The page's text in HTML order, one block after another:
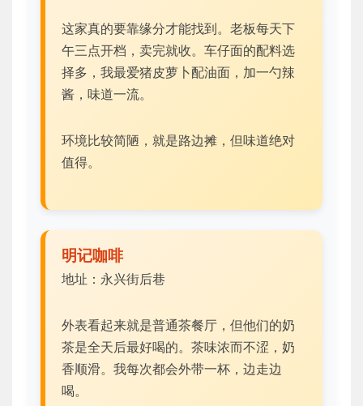
这家真的要靠缘分才能找到。老板每天下
午三点开档，卖完就收。车仔面的配料选
择多，我最爱猪皮萝卜配油面，加一勺辣
酱，味道一流。
环境比较简陋，就是路边摊，但味道绝对
值得。
明记咖啡
地址：永兴街后巷
外表看起来就是普通茶餐厅，但他们的奶
茶是全天后最好喝的。茶味浓而不涩，奶
香顺滑。我每次都会外带一杯，边走边
喝。